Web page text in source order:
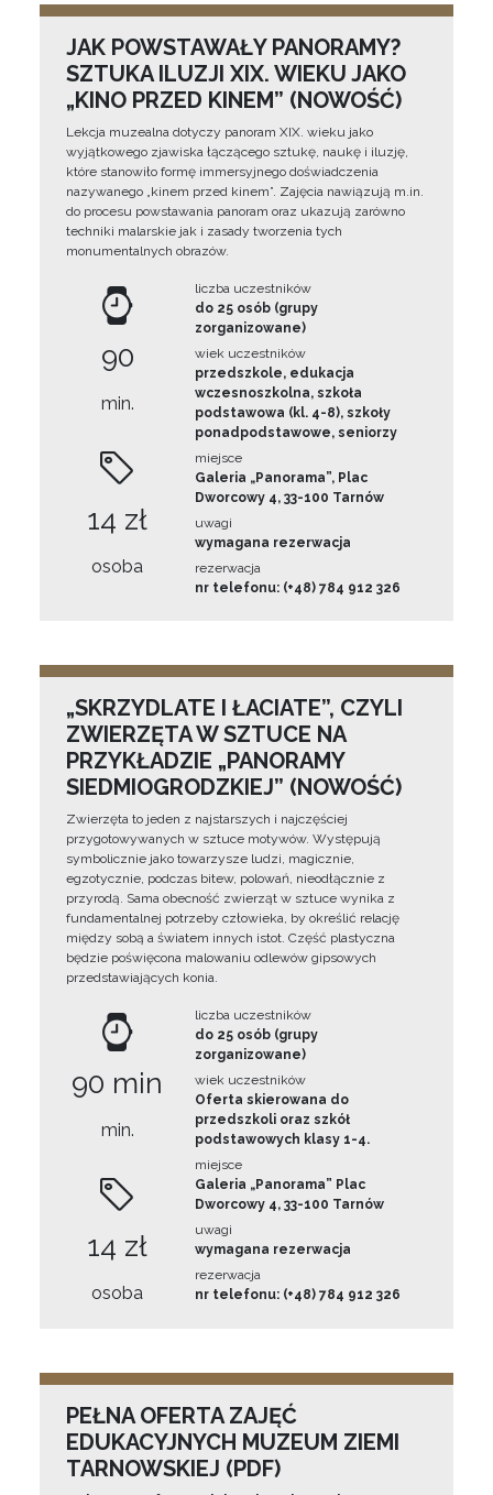
JAK POWSTAWAŁY PANORAMY?
SZTUKA ILUZJI XIX. WIEKU JAKO
„KINO PRZED KINEM” (NOWOŚĆ)
Lekcja muzealna dotyczy panoram XIX. wieku jako
wyjątkowego zjawiska łączącego sztukę, naukę i iluzję,
które stanowiło formę immersyjnego doświadczenia
nazywanego „kinem przed kinem”. Zajęcia nawiązują m.in.
do procesu powstawania panoram oraz ukazują zarówno
techniki malarskie jak i zasady tworzenia tych
monumentalnych obrazów.
90
min.
14 zł
osoba
liczba uczestników
do 25 osób (grupy
zorganizowane)
wiek uczestników
przedszkole, edukacja
wczesnoszkolna, szkoła
podstawowa (kl. 4-8), szkoły
ponadpodstawowe, seniorzy
miejsce
Galeria „Panorama”, Plac
Dworcowy 4, 33-100 Tarnów
uwagi
wymagana rezerwacja
rezerwacja
nr telefonu: (+48) 784 912 326
„SKRZYDLATE I ŁACIATE”, CZYLI
ZWIERZĘTA W SZTUCE NA
PRZYKŁADZIE „PANORAMY
SIEDMIOGRODZKIEJ” (NOWOŚĆ)
Zwierzęta to jeden z najstarszych i najczęściej
przygotowywanych w sztuce motywów. Występują
symbolicznie jako towarzysze ludzi, magicznie,
egzotycznie, podczas bitew, polowań, nieodłącznie z
przyrodą. Sama obecność zwierząt w sztuce wynika z
fundamentalnej potrzeby człowieka, by określić relację
między sobą a światem innych istot. Część plastyczna
będzie poświęcona malowaniu odlewów gipsowych
przedstawiających konia.
90 min
min.
14 zł
osoba
liczba uczestników
do 25 osób (grupy
zorganizowane)
wiek uczestników
Oferta skierowana do
przedszkoli oraz szkół
podstawowych klasy 1-4.
miejsce
Galeria „Panorama” Plac
Dworcowy 4, 33-100 Tarnów
uwagi
wymagana rezerwacja
rezerwacja
nr telefonu: (+48) 784 912 326
PEŁNA OFERTA ZAJĘĆ
EDUKACYJNYCH MUZEUM ZIEMI
TARNOWSKIEJ (PDF)